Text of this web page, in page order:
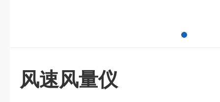
风速风量仪